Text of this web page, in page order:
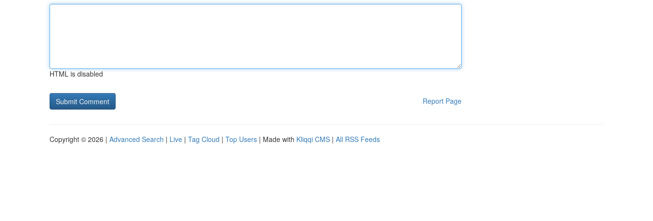
HTML is disabled
Report Page
Copyright © 2026 | Advanced Search | Live | Tag Cloud | Top Users | Made with Kliqqi CMS | All RSS Feeds